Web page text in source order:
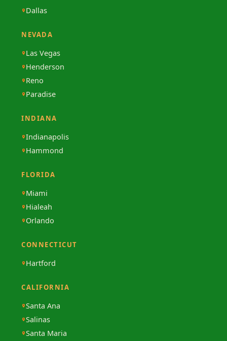
Dallas
NEVADA
Las Vegas
Henderson
Reno
Paradise
INDIANA
Indianapolis
Hammond
FLORIDA
Miami
Hialeah
Orlando
CONNECTICUT
Hartford
CALIFORNIA
Santa Ana
Salinas
Santa Maria